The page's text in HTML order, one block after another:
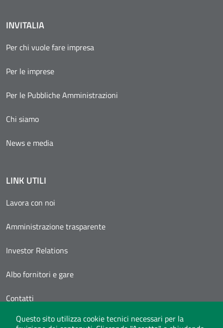
Questo sito utilizza cookie tecnici necessari per la
INVITALIA
Per chi vuole fare impresa
Per le imprese
Per le Pubbliche Amministrazioni
Chi siamo
News e media
LINK UTILI
Lavora con noi
Amministrazione trasparente
Investor Relations
Albo fornitori e gare
Contatti
Area Personale